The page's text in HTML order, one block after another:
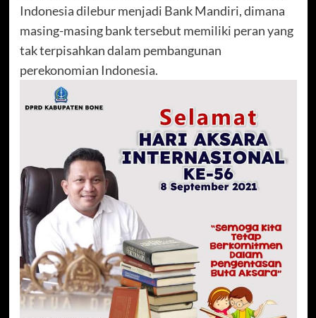
Indonesia dilebur menjadi Bank Mandiri, dimana
masing-masing bank tersebut memiliki peran yang
tak terpisahkan dalam pembangunan
perekonomian Indonesia.